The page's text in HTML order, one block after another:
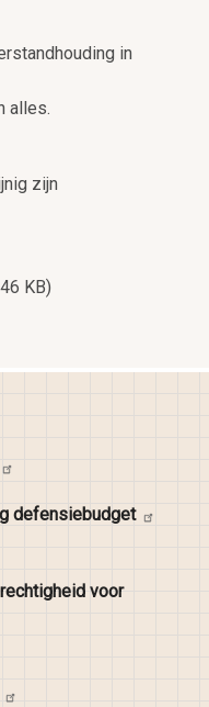
in
alles.
zijn
KB)
defensiebudget
voor